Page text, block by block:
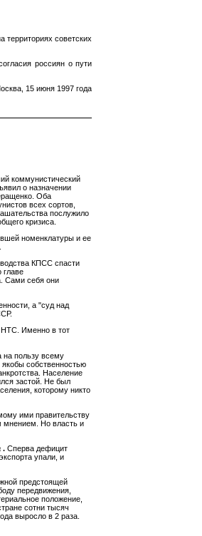
советских
россиян о пути
15 июня 1997 года
коммунистический
о назначении
Оба
всех сортов,
послужило
кризиса.
номенклатуры и ее
КПСС спасти
Сами себя они
а "суд над
НТС. Именно в тот
на пользу всему
собственностью
Население
застой. Не был
которому никто
ими правительству
мнением. Но власть и
. Сперва дефицит
упали, и
предстоящей
передвижения,
положение,
сотни тысяч
выросло в 2 раза.